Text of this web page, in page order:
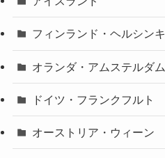
フィンランド・ヘルシンキ
オランダ・アムステルダム
ドイツ・フランクフルト
オーストリア・ウィーン